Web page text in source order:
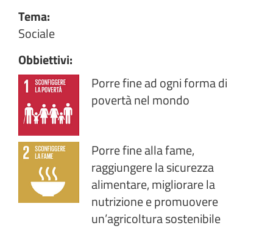
Tema:
Sociale
Obbiettivi:
Porre fine ad ogni forma di
povertà nel mondo
Porre fine alla fame,
raggiungere la sicurezza
alimentare, migliorare la
nutrizione e promuovere
un’agricoltura sostenibile